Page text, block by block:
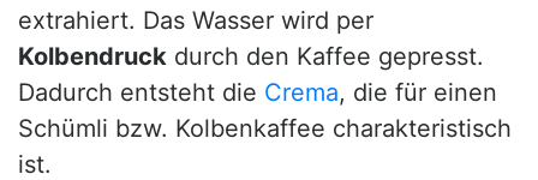
extrahiert. Das Wasser wird per
Kolbendruck durch den Kaffee gepresst.
Dadurch entsteht die Crema, die für einen
Schümli bzw. Kolbenkaffee charakteristisch
ist.